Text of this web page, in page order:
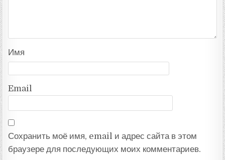
Имя
Email
Сохранить моё имя, email и адрес сайта в этом
браузере для последующих моих комментариев.